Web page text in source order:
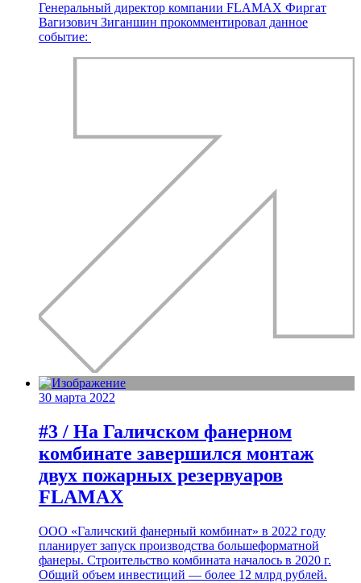
Генеральный директор компании FLAMAX Фиргат
Вагизович Зиганшин прокомментировал данное
событие:
30 марта 2022
#3 / На Галичском фанерном
комбинате завершился монтаж
двух пожарных резервуаров
FLAMAX
ООО «Галичский фанерный комбинат» в 2022 году
планирует запуск производства большеформатной
фанеры. Строительство комбината началось в 2020 г.
Общий объем инвестиций — более 12 млрд рублей.